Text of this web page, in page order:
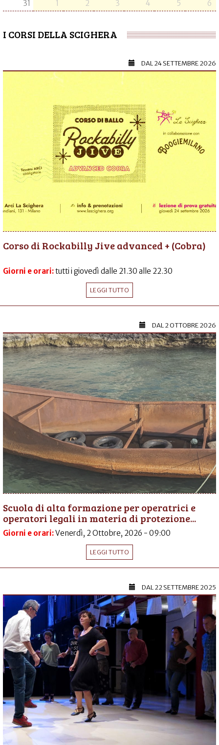
31 1 2 3 4 5 6
I CORSI DELLA SCIGHERA
DAL24 SETTEMBRE 2026
Corso di Rockabilly Jive advanced + (Cobra)
Giorni e orari:tutti i giovedì dalle 21.30 alle 22.30
LEGGI TUTTO
DAL2 OTTOBRE 2026
Scuola di alta formazione per operatrici e
operatori legali in materia di protezione...
Giorni e orari:Venerdì, 2 Ottobre, 2026 - 09:00
LEGGI TUTTO
DAL22 SETTEMBRE 2025